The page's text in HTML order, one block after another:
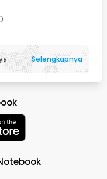
Selengkapnya